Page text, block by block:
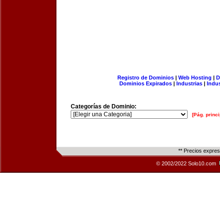
Registro de Dominios| Web Hosting |
Dominios Expirados | Industrias |
Categorías de Dominio:
[Pág.
** Precios
© 2002/2022 Solo10.com